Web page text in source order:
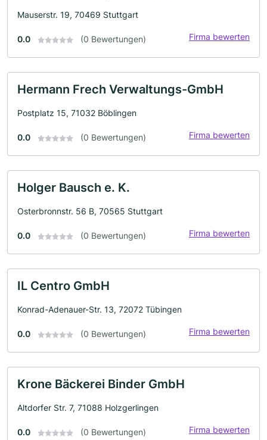
Mauserstr. 19, 70469 Stuttgart
0.0 (0 Bewertungen) Firma bewerten
Hermann Frech Verwaltungs-GmbH
Postplatz 15, 71032 Böblingen
0.0 (0 Bewertungen) Firma bewerten
Holger Bausch e. K.
Osterbronnstr. 56 B, 70565 Stuttgart
0.0 (0 Bewertungen) Firma bewerten
IL Centro GmbH
Konrad-Adenauer-Str. 13, 72072 Tübingen
0.0 (0 Bewertungen) Firma bewerten
Krone Bäckerei Binder GmbH
Altdorfer Str. 7, 71088 Holzgerlingen
0.0 (0 Bewertungen) Firma bewerten